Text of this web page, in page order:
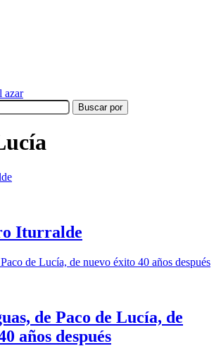
azar
Buscar por
Iturralde
de Lucía, de nuevo éxito 40 años después
de Paco de Lucía, de
años después